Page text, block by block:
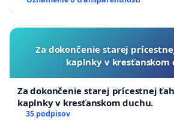
Za dokončenie starej
kaplnky v kresťanskom
Za dokončenie starej prícestnej
kaplnky v kresťanskom duchu.
35 podpisov